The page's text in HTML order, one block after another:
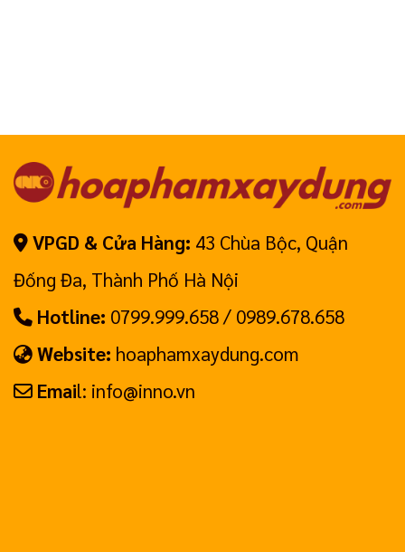
VPGD & Cửa Hàng: 43 Chùa Bộc, Quận
Đống Đa, Thành Phố Hà Nội
Hotline: 0799.999.658 / 0989.678.658
Website: hoaphamxaydung.com
Email: info@inno.vn